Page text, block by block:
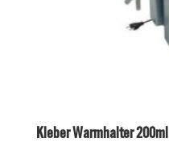
Kleber Warmhalter 200ml